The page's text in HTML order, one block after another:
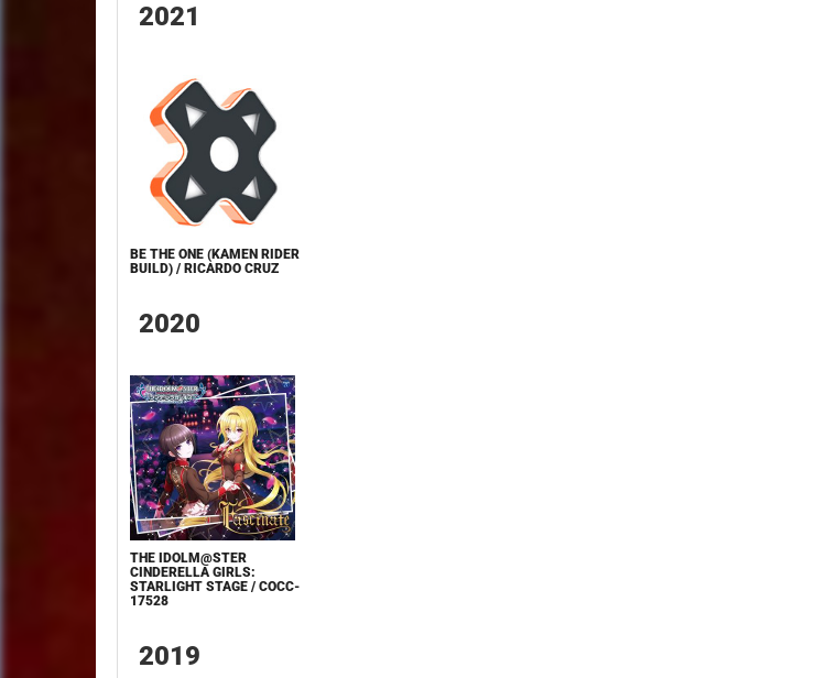
2021
BE THE ONE (KAMEN RIDER
BUILD) / RICARDO CRUZ
2020
THE IDOLM@STER
CINDERELLA GIRLS:
STARLIGHT STAGE / COCC-
17528
2019